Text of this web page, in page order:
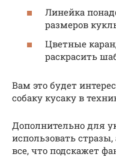
Линейка
размеров
Цветные
раскрасить
Вам это будет
собаку кусаку в
Дополнительно для
использовать
все, что подскажет